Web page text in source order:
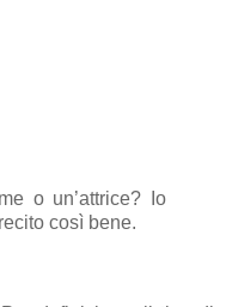
o un’attrice? Io
così bene.